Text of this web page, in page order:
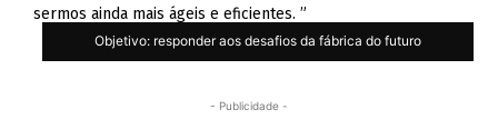
sermos ainda mais ágeis e eficientes. ”
Objetivo: responder aos desafios da fábrica do futuro
- Publicidade -